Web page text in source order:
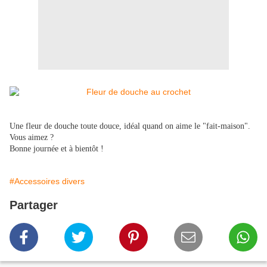
Une fleur de douche toute douce, idéal quand on aime le "fait-maison".
Vous aimez ?
Bonne journée et à bientôt !
#Accessoires divers
Partager